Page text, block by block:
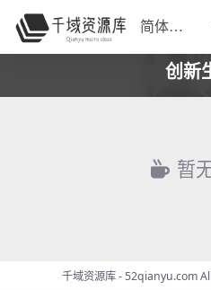
创新
暂
千域资源库 - 52qianyu.com